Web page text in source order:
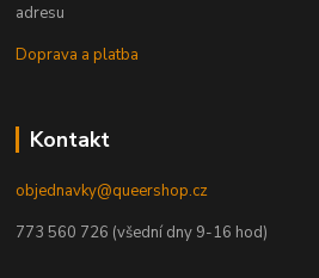
adresu
Doprava a platba
Kontakt
objednavky@queershop.cz
773 560 726 (všední dny 9-16 hod)